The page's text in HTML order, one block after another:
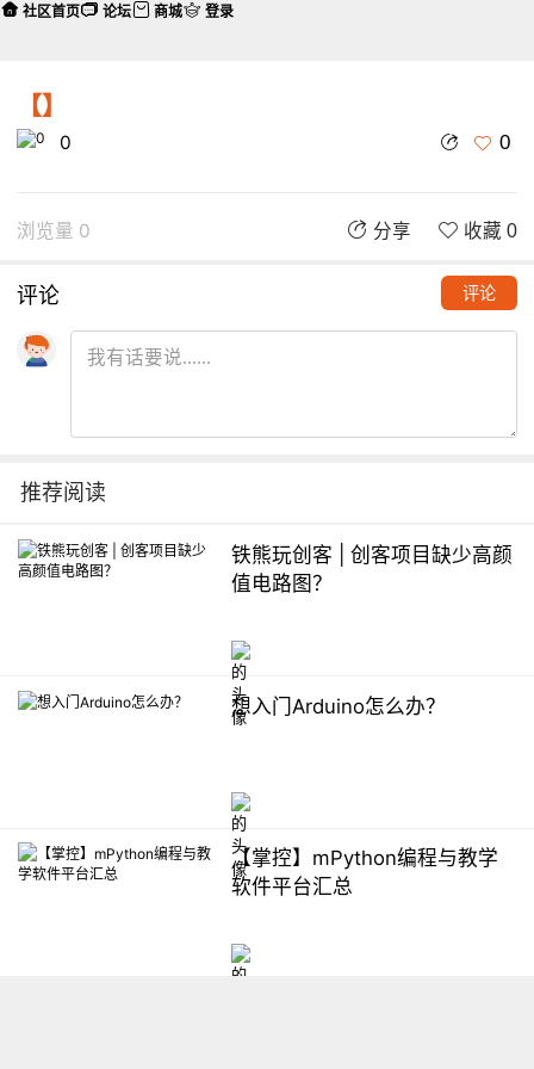
【】
0 0
浏览量 0 分享 收藏 0
评论 评论
推荐阅读
铁熊玩创客 | 创客项目缺少高颜
值电路图？
想入门Arduino怎么办？
【掌控】mPython编程与教学
软件平台汇总
社区首页 论坛 商城 登录